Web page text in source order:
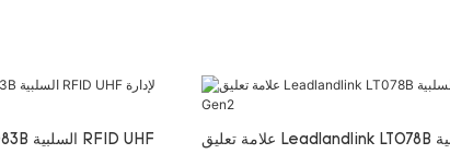
علامة تعليق Leadlandlink LT078B السلبية RFID